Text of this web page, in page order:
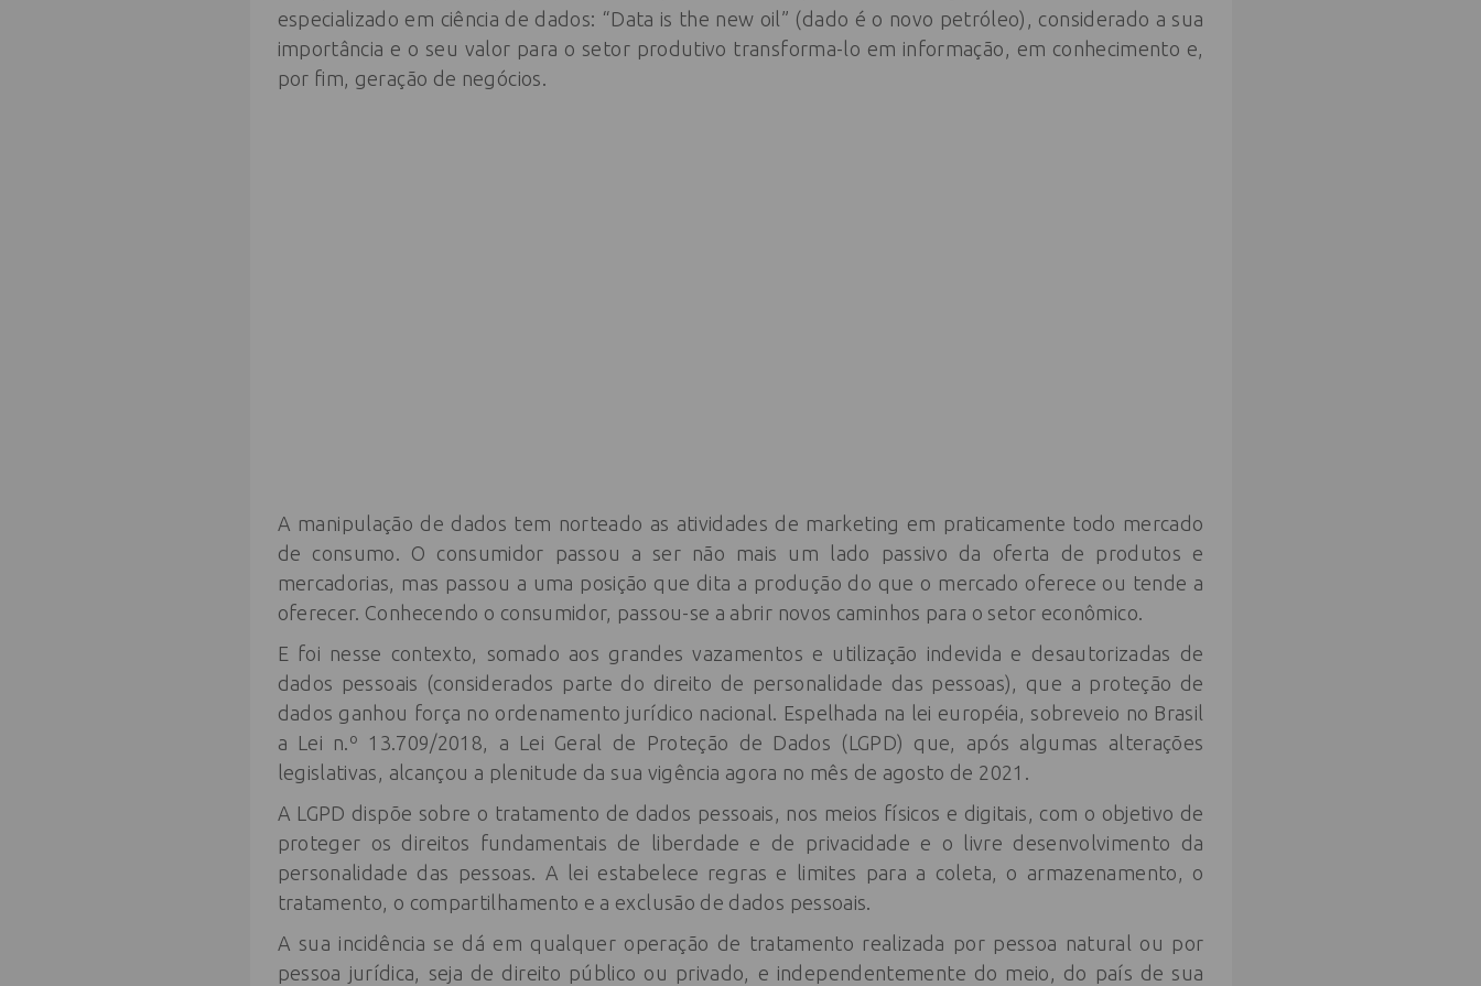
especializado em ciência de dados: “Data is the new oil” (dado é o novo petróleo), considerado a sua
importância e o seu valor para o setor produtivo transforma-lo em informação, em conhecimento e,
por fim, geração de negócios.
A manipulação de dados tem norteado as atividades de marketing em praticamente todo mercado
de consumo. O consumidor passou a ser não mais um lado passivo da oferta de produtos e
mercadorias, mas passou a uma posição que dita a produção do que o mercado oferece ou tende a
oferecer. Conhecendo o consumidor, passou-se a abrir novos caminhos para o setor econômico.
E foi nesse contexto, somado aos grandes vazamentos e utilização indevida e desautorizadas de
dados pessoais (considerados parte do direito de personalidade das pessoas), que a proteção de
dados ganhou força no ordenamento jurídico nacional. Espelhada na lei européia, sobreveio no Brasil
a Lei n.º 13.709/2018, a Lei Geral de Proteção de Dados (LGPD) que, após algumas alterações
legislativas, alcançou a plenitude da sua vigência agora no mês de agosto de 2021.
A LGPD dispõe sobre o tratamento de dados pessoais, nos meios físicos e digitais, com o objetivo de
proteger os direitos fundamentais de liberdade e de privacidade e o livre desenvolvimento da
personalidade das pessoas. A lei estabelece regras e limites para a coleta, o armazenamento, o
tratamento, o compartilhamento e a exclusão de dados pessoais.
A sua incidência se dá em qualquer operação de tratamento realizada por pessoa natural ou por
pessoa jurídica, seja de direito público ou privado, e independentemente do meio, do país de sua